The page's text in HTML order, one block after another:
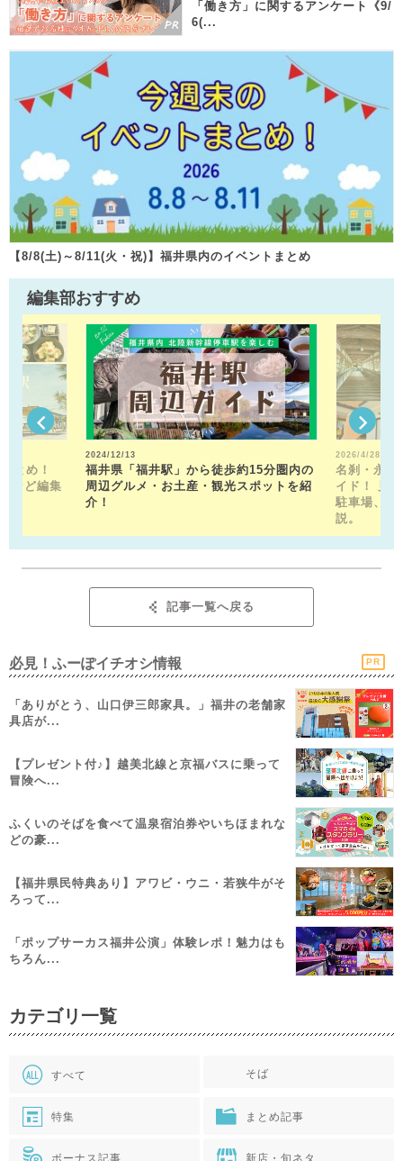
「働き方」に関するアンケート《9/
6(...
【8/8(土)～8/11(火・祝)】福井県内のイベントまとめ
編集部おすすめ
とめ！
など編集
2024/12/13
福井県「福井駅」から徒歩約15分圏内の
周辺グルメ・お土産・観光スポットを紹
介！
2026/4/28
名刹・永平
イド！ 見
駐車場、お
説。
記事一覧へ戻る
必見！ふーぽイチオシ情報 PR
「ありがとう、山口伊三郎家具。」福井の老舗家
具店が...
【プレゼント付♪】越美北線と京福バスに乗って
冒険へ...
ふくいのそばを食べて温泉宿泊券やいちほまれな
どの豪...
【福井県民特典あり】アワビ・ウニ・若狭牛がそ
ろって...
「ポップサーカス福井公演」体験レポ！魅力はも
ちろん...
カテゴリ一覧
すべて そば
特集 まとめ記事
ボーナス記事 新店・旬ネタ